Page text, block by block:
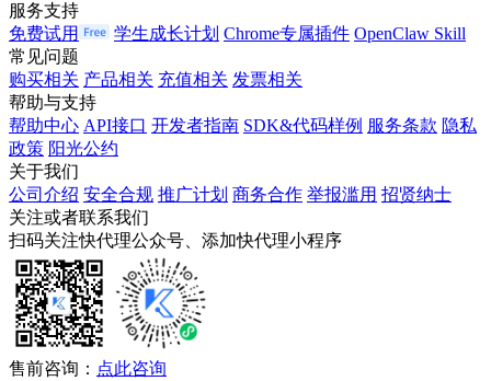
服务支持
免费试用
学生成长计划 Chrome专属插件 OpenClaw Skill
常见问题
购买相关 产品相关 充值相关 发票相关
帮助与支持
帮助中心 API接口 开发者指南 SDK&代码样例 服务条款 隐私
政策 阳光公约
关于我们
公司介绍 安全合规 推广计划 商务合作 举报滥用 招贤纳士
关注或者联系我们
扫码关注快代理公众号、添加快代理小程序
售前咨询： 点此咨询